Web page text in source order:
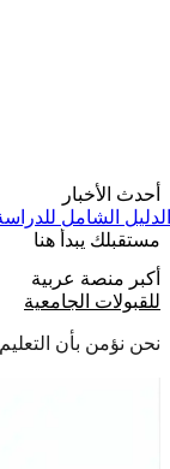
أحدث الأخبار
في التشيك للعام 2026
مستقبلك يبدأ هنا
أكبر منصة عربية
للقبولات الجامعية
نحن نؤمن بأن